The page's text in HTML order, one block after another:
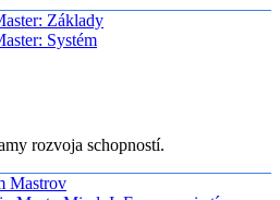
Základy
Systém
rozvoja schopností.
Mastrov